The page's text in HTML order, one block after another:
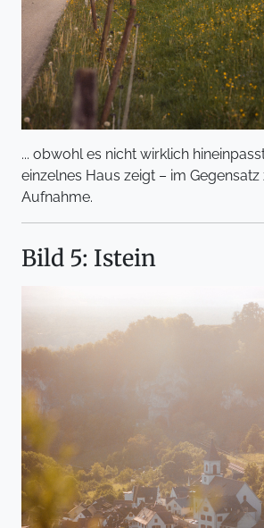
... obwohl es nicht wirklich
einzelnes Haus zeigt – im
Aufnahme.
Bild 5: Istein